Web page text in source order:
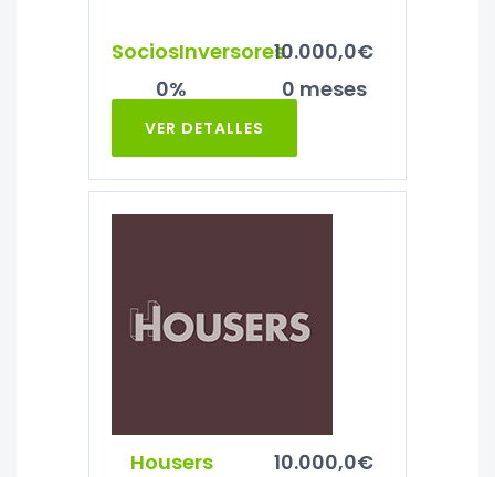
SociosInversores10.000,0€
0%
0 meses
VER DETALLES
Housers
10.000,0€